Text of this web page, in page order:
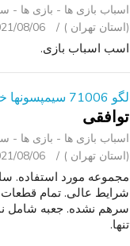
اسباب‌ بازی ها - بازی ها -
(استان تهران )
08/06
اسب اسباب بازی.
لگو 71006 سیمپسونها خانه
توافقی
اسباب‌ بازی ها - بازی ها -
(استان تهران )
08/06
مجموعه مورد استفاده.
شرایط عالی. تمام
سرهم نشده. جعبه شامل
تنها.